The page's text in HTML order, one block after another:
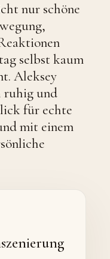
nur schöne
selbst kaum
Aleksey
ruhig und
für echte
mit einem